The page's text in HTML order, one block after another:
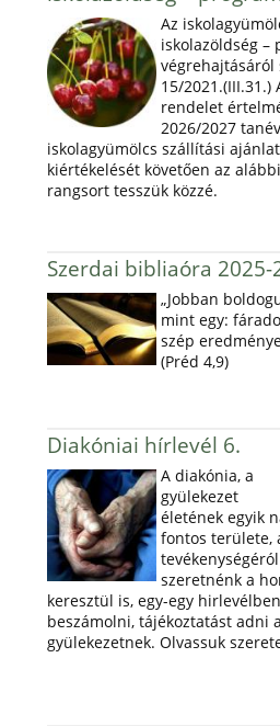
Az
iskolazöldség –
végrehajtásáról
15/2021.(III.31.)
rendelet
2026/2027
iskolagyümölcs szállítási
kiértékelését követően az
rangsort tesszük közzé.
Szerdai bibliaóra 2025-
„Jobban
mint egy:
szép
(Préd 4,9)
Diakóniai hírlevél 6.
A diakónia, a
gyülekezet
életének egyik
fontos területe,
szeretnénk a
keresztül is, egy-egy hirlevélben
beszámolni, tájékoztatást adni a
gyülekezetnek. Olvassuk